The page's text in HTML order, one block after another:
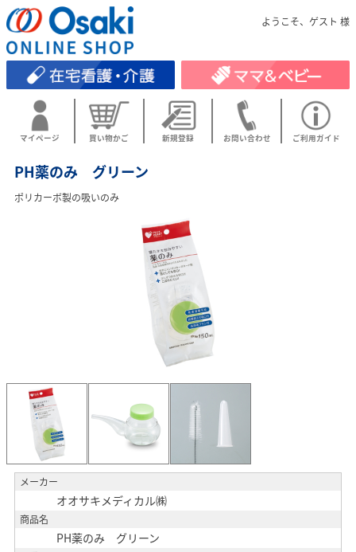
ようこそ、ゲスト 様
マイページ 買い物かご 新規登録 お問い合わせ ご利用ガイド
PH薬のみ グリーン
ポリカーボ製の吸いのみ
メーカー
オオサキメディカル㈱
商品名
PH薬のみ グリーン